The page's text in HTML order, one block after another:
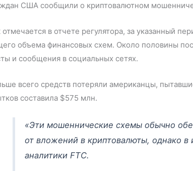
США сообщили о криптовалютном
отмечается в отчете регулятора, за указанный
объема финансовых схем. Около половины
и сообщения в социальных сетях.
всего средств потеряли американцы,
составила $575 млн.
«Эти мошеннические схемы обычно
от вложений в криптовалюты, однако в
аналитики FTC.